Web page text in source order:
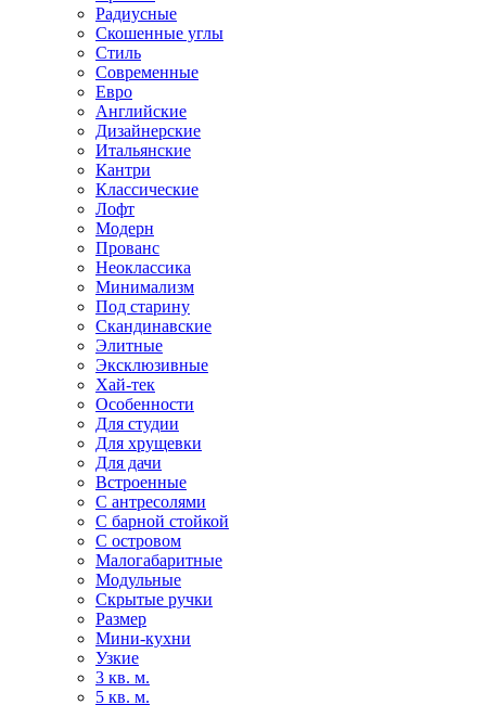
Радиусные
Скошенные углы
Стиль
Современные
Евро
Английские
Дизайнерские
Итальянские
Кантри
Классические
Лофт
Модерн
Прованс
Неоклассика
Минимализм
Под старину
Скандинавские
Элитные
Эксклюзивные
Хай-тек
Особенности
Для студии
Для хрущевки
Для дачи
Встроенные
С антресолями
С барной стойкой
С островом
Малогабаритные
Модульные
Скрытые ручки
Размер
Мини-кухни
Узкие
3 кв. м.
5 кв. м.